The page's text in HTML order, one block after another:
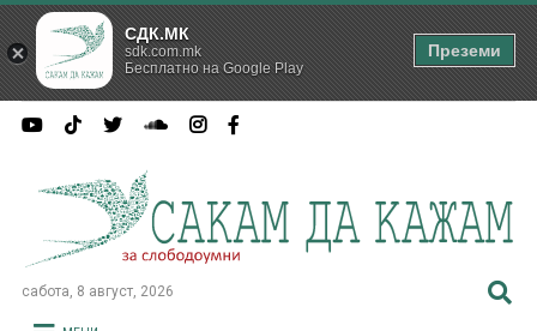
сабота, 8 август, 2026
СДК.МК
sdk.com.mk
Бесплатно на Google Play
Преземи